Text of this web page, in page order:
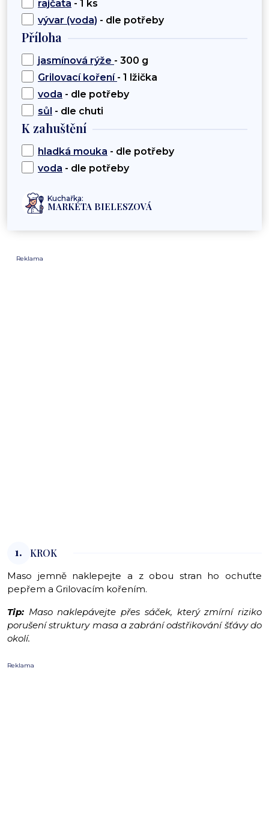
rajčata - 1 ks
vývar (voda) - dle potřeby
Příloha
jasmínová rýže - 300 g
Grilovací koření - 1 lžička
voda - dle potřeby
sůl - dle chuti
K zahuštění
hladká mouka - dle potřeby
voda - dle potřeby
Kuchařka:
MARKÉTA BIELESZOVÁ
Reklama
1. KROK
Maso jemně naklepejte a z obou stran ho ochuťte
pepřem a Grilovacím kořením.
Tip: Maso naklepávejte přes sáček, který zmírní riziko
porušení struktury masa a zabrání odstřikování šťávy do
okolí.
Reklama